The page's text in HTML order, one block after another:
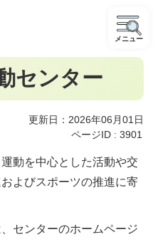
メニュー
センター
更新日：2026年06月01日
ページID : 3901
動を中心とした活動や交
よびスポーツの推進に寄
センターのホームページ